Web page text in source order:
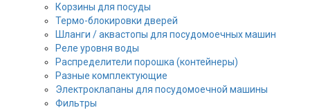
Корзины для посуды
Термо-блокировки дверей
Шланги / аквастопы для посудомоечных машин
Реле уровня воды
Распределители порошка (контейнеры)
Разные комплектующие
Электроклапаны для посудомоечной машины
Фильтры